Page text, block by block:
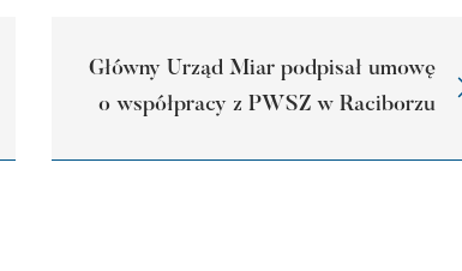
Główny Urząd Miar podpisał umowę
o współpracy z PWSZ w Raciborzu